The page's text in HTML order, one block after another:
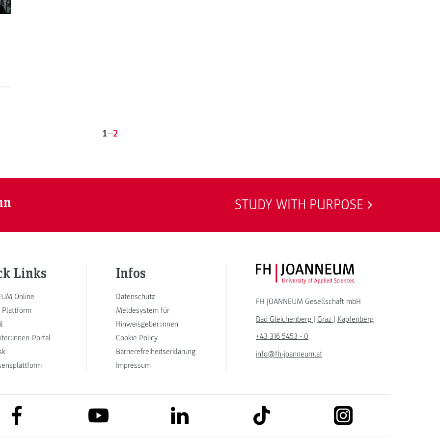
1...2
STUDY WITH PURPOSE
Links
Online
Plattform
Portal
Infos
Datenschutz
Meldesystem für
Hinweisgeber:innen
Cookie Policy
Barrierefreiheitserklärung
Impressum
FH JOANNEUM Logo
FH JOANNEUM Gesellschaft mbH
Bad Gleichenberg | Graz | Kapfenberg
+43 316 5453 - 0
info@fh-joanneum.at
link to facebook link to youtube link to linkedin link to tiktok